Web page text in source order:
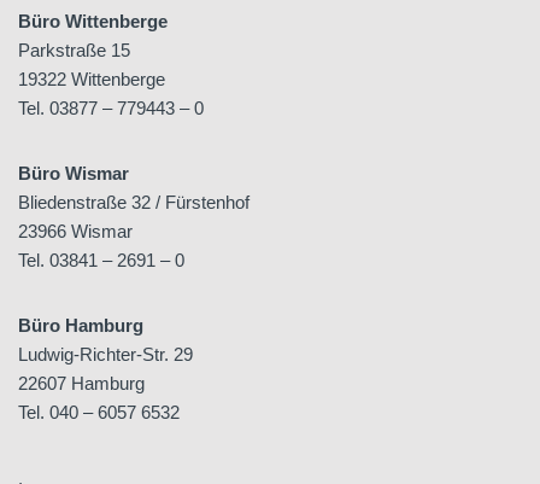
Büro Wittenberge
Parkstraße 15
19322 Wittenberge
Tel. 03877 – 779443 – 0
Büro Wismar
Bliedenstraße 32 / Fürstenhof
23966 Wismar
Tel. 03841 – 2691 – 0
Büro Hamburg
Ludwig-Richter-Str. 29
22607 Hamburg
Tel. 040 – 6057 6532